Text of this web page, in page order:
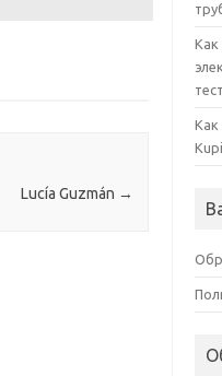
Lucía Guzmán →
Как
Как